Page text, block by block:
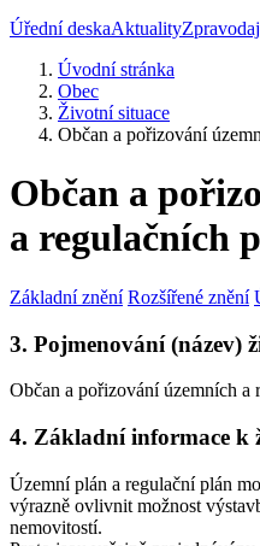
Úřední deskaAktualityZpravodaj
Úvodní stránka
Obec
Životní situace
Občan a pořizování
Občan a
a regulačních
Základní znění Rozšířené znění
3. Pojmenování (název)
Občan a pořizování územních a
4. Základní informace k
Územní plán a regulační plán
výrazně ovlivnit možnost
nemovitostí.